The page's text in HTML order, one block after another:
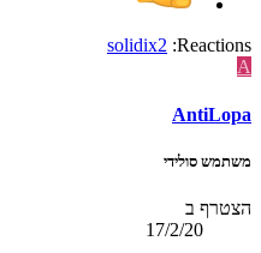
Reactions:
solidix2
A
AntiLopa
משתמש סולידי
הצטרף ב
17/2/20